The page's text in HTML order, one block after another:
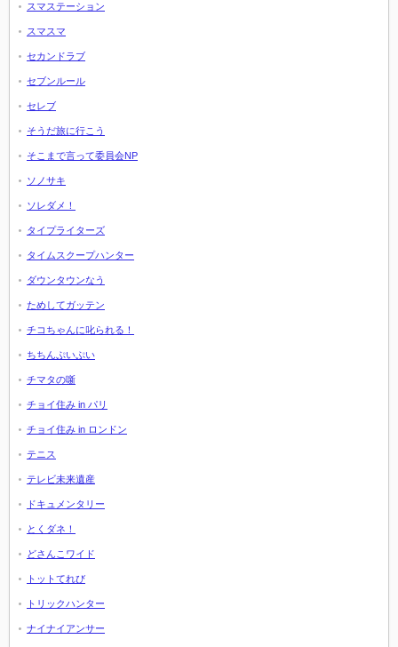
スマステーション
スマスマ
セカンドラブ
セブンルール
セレブ
そうだ旅に行こう
そこまで言って委員会NP
ソノサキ
ソレダメ！
タイプライターズ
タイムスクープハンター
ダウンタウンなう
ためしてガッテン
チコちゃんに叱られる！
ちちんぷいぷい
チマタの噺
チョイ住み in パリ
チョイ住み in ロンドン
テニス
テレビ未来遺産
ドキュメンタリー
とくダネ！
どさんこワイド
トットてれび
トリックハンター
ナイナイアンサー